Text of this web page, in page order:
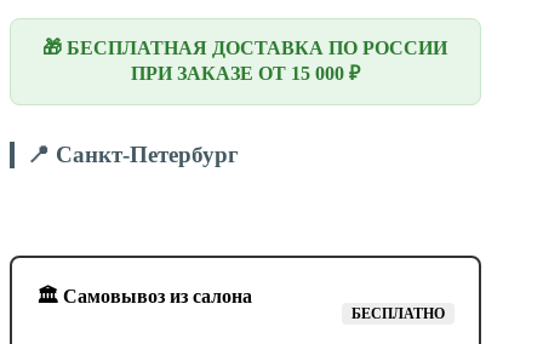
🎁 БЕСПЛАТНАЯ ДОСТАВКА ПО РОССИИ
ПРИ ЗАКАЗЕ ОТ 15 000 ₽
📍 Санкт-Петербург
🏛️ Самовывоз из салона
БЕСПЛАТНО